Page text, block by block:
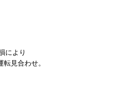
により
見合わせ。